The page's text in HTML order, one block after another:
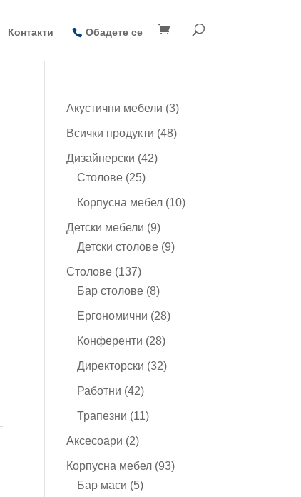
Контакти Обадете се
Акустични мебели 33
продукта
Всички продукти 4848
Дизайнерски 4242
Столове 2525
продукта
Корпусна мебел 1010
Детски мебели 99
продукта
Детски столове 99
Столове 137137
продукта
Бар столове 88
продукта
Ергономични 2828
Конференти 2828
продукта
Директорски 3232
Работни 4242
продукта
Трапезни 1111
Аксесоари 22
продукта
Корпусна мебел 9393
Бар маси 55